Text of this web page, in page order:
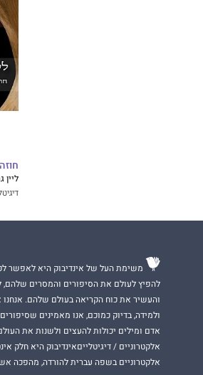
ליין
משימת העל של אינדיבוק היא לאפשר
להפיץ לעולם את הסיפורים והמסרים
והעשיר את כוח הקריאה בעולם שלהם. אנחנו
ולמידה, בדיוק כמוכם, אנו מאמינים
אדם ומילים יכולות להעצים ולשנות את
אלקטרוניים / דיגיטלייםאינדיבוק היא חלק
אלקטרוניים בשפה עברית להורדה, מהפכה